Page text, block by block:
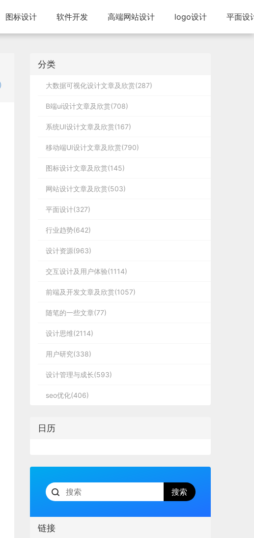
图标设计 软件开发 高端网站设计 logo设计 平面设
分类
大数据可视化设计文章及欣赏(287)
B端ui设计文章及欣赏(708)
系统UI设计文章及欣赏(167)
移动端UI设计文章及欣赏(790)
图标设计文章及欣赏(145)
网站设计文章及欣赏(503)
平面设计(327)
行业趋势(642)
设计资源(963)
交互设计及用户体验(1114)
前端及开发文章及欣赏(1057)
随笔的一些文章(77)
设计思维(2114)
用户研究(338)
设计管理与成长(593)
seo优化(406)
日历
链接